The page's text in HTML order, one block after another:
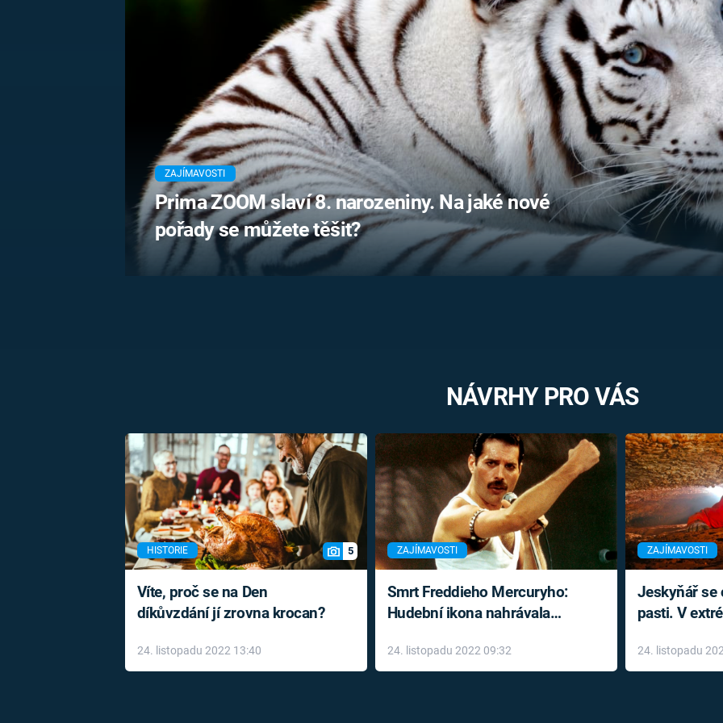
MARIE TEREZIE
NAPOLEON
BONAPARTE
BRITSKÁ
KRÁLOVSKÁ
RODINA
UFO A
MIMOZEMŠŤANÉ
UTAJENÉ PŘÍBĚHY
ČESKÝCH DĚJIN
ALTERNATIVNÍ
HISTORIE
FILMY
REALITA
HORORY
REALITA
OPTICKÉ
KLAMY
ZAJÍMAVOSTI
Prima ZOOM slaví 8. narozeniny. Na jaké nové
pořady se můžete těšit?
NÁVRHY PRO VÁS
HISTORIE 5
Víte, proč se na Den
díkůvzdání jí zrovna krocan?
24. listopadu 2022 13:40
ZAJÍMAVOSTI
Smrt Freddieho Mercuryho:
Hudební ikona nahrávala
léky
24. listopadu 2022 09:32
ZAJÍMAVOSTI
Jeskyňář se
pasti. V
24. listopadu